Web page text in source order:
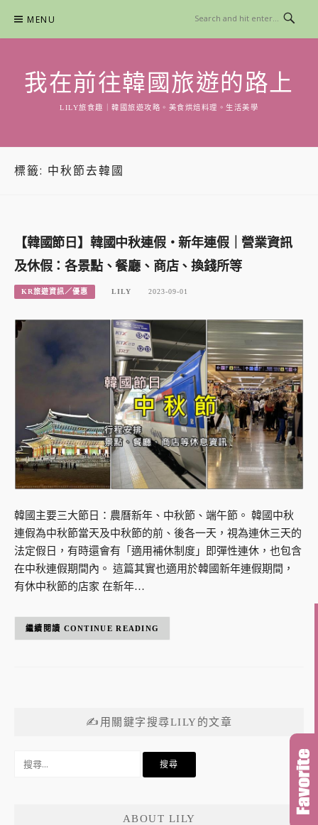
content
MENU
我在前往韓國旅遊的路上
LILY旅食趣｜韓國旅遊攻略。美食烘焙料理。生活美學
標籤: 中秋節去韓國
【韓國節日】韓國中秋連假・新年連假｜營業資訊
及休假：各景點、餐廳、商店、換錢所等
KR旅遊資訊／優惠 LILY 2023-09-01
韓國主要三大節日：農曆新年、中秋節、端午節。 韓國中秋
連假為中秋節當天及中秋節的前、後各一天，視為連休三天的
法定假日，有時還會有「適用補休制度」即彈性連休，也包含
在中秋連假期間內。 這篇其實也適用於韓國新年連假期間，
有休中秋節的店家 在新年…
CONTINUE READING
✍用關鍵字搜尋LILY的文章
ABOUT LILY